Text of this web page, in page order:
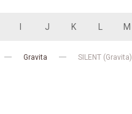
J K M
Gravita SILENT (Gravita)